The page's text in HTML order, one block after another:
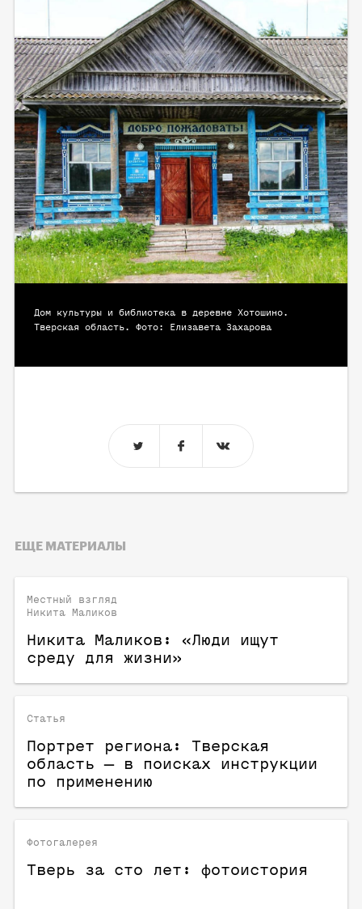
Дом культуры и библиотека в деревне Хотошино.
Тверская область. Фото: Елизавета Захарова
ЕЩЕ МАТЕРИАЛЫ
Местный взгляд
Никита Маликов
Никита Маликов: «Люди ищут
среду для жизни»
Статья
Портрет региона: Тверская
область — в поисках инструкции
по применению
Фотогалерея
Тверь за сто лет: фотоистория